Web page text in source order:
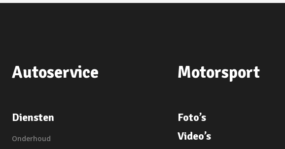
Autoservice
Diensten
Onderhoud
Motorsport
Foto’s
Video’s